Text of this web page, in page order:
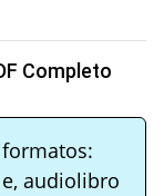
Completo
audiolibro